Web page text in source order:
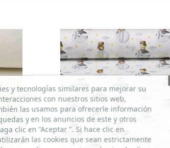
y tecnologías similares para mejorar su
con nuestros sitios web,
las usamos para ofrecerle información
y en los anuncios de este y otros
clic en “Aceptar ”. Si hace clic en
las cookies que sean estrictamente